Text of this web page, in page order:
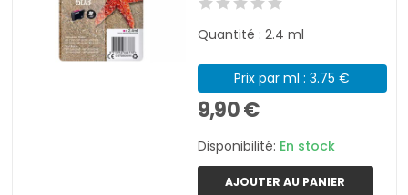
Quantité : 2.4 ml
Prix par ml : 3.75 €
9,90 €
Disponibilité: En stock
AJOUTER AU PANIER